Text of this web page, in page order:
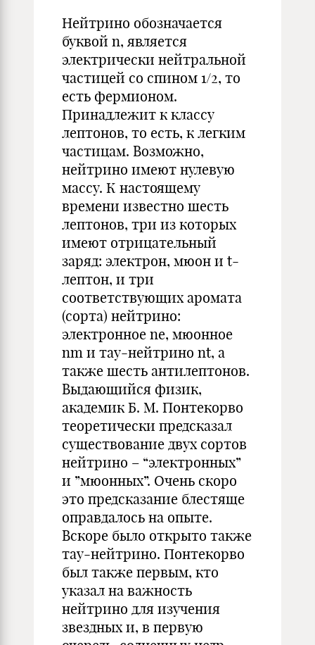
Нейтрино обозначается
буквой n, является
электрически нейтральной
частицей со спином 1/2, то
есть фермионом.
Принадлежит к классу
лептонов, то есть, к легким
частицам. Возможно,
нейтрино имеют нулевую
массу. К настоящему
времени известно шесть
лептонов, три из которых
имеют отрицательный
заряд: электрон, мюон и t-
лептон, и три
соответствующих аромата
(сорта) нейтрино:
электронное ne, мюонное
nm и тау-нейтрино nt, а
также шесть антилептонов.
Выдающийся физик,
академик Б. М. Понтекорво
теоретически предсказал
существование двух сортов
нейтрино – “электронных”
и ”мюонных”. Очень скоро
это предсказание блестяще
оправдалось на опыте.
Вскоре было открыто также
тау-нейтрино. Понтекорво
был также первым, кто
указал на важность
нейтрино для изучения
звездных и, в первую